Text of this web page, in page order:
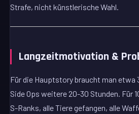
Strafe, nicht künstlerische Wahl.
Langzeitmotivation &
Für die Hauptstory braucht man etwa
Side Ops weitere 20-30 Stunden. Für
S-Ranks, alle Tiere gefangen, alle